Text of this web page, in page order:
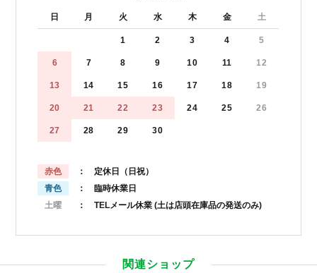
日 月 火 水 木 金 土
1 2 3 4 5
6 7 8 9 10 11 12
13 14 15 16 17 18 19
20 21 22 23 24 25 26
27 28 29 30
赤色
： 定休日（日祝）
青色
： 臨時休業日
土曜
： TELメール休業 (土は店頭在庫品の発送のみ)
関連ショップ